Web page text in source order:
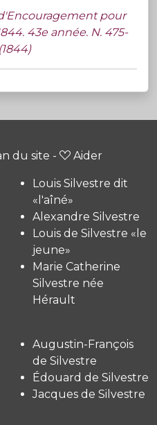
pour
43e année. N. 475-
du site - Aider
Louis Silvestre dit
«l'aîné»
Alexandre Silvestre
Louis de Silvestre «le
jeune»
Marie Catherine
Silvestre née
Hérault
Augustin-François
de Silvestre
Édouard de Silvestre
Jacques de Silvestre